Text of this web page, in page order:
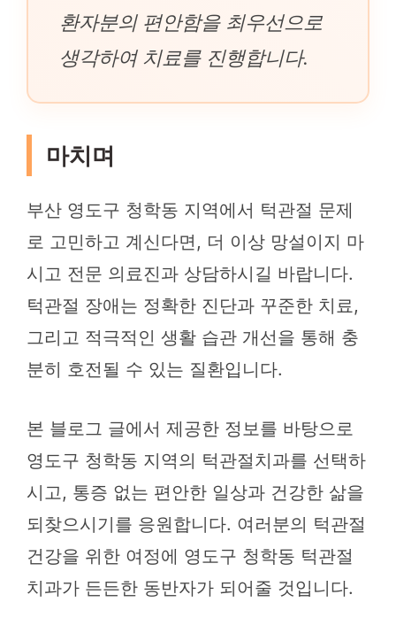
환자분의 편안함을 최우선으로
생각하여 치료를 진행합니다.
마치며
부산 영도구 청학동 지역에서 턱관절 문제
로 고민하고 계신다면, 더 이상 망설이지 마
시고 전문 의료진과 상담하시길 바랍니다.
턱관절 장애는 정확한 진단과 꾸준한 치료,
그리고 적극적인 생활 습관 개선을 통해 충
분히 호전될 수 있는 질환입니다.
본 블로그 글에서 제공한 정보를 바탕으로
영도구 청학동 지역의 턱관절치과를 선택하
시고, 통증 없는 편안한 일상과 건강한 삶을
되찾으시기를 응원합니다. 여러분의 턱관절
건강을 위한 여정에 영도구 청학동 턱관절
치과가 든든한 동반자가 되어줄 것입니다.